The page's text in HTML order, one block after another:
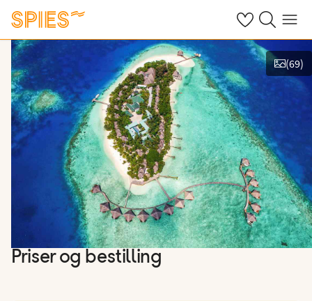
Se dine gemte
Søg påMenu
Vis film og billeder
(69)
Priser og bestilling